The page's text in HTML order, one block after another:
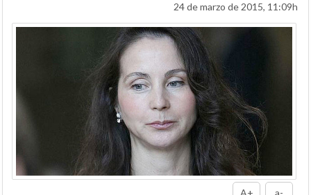
24 de marzo de 2015, 11:09h
A+ a-